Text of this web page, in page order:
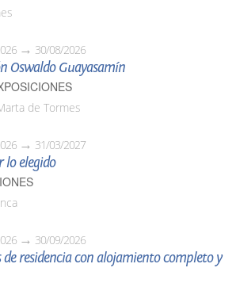
30/08/2026
Oswaldo Guayasamín
de Tormes
31/03/2027
lo elegido
30/09/2026
de residencia con alojamiento completo y